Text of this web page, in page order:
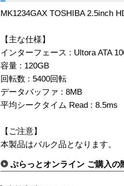
MK1234GAX TOSHIBA 2.5inch
【主な仕様】
インターフェース : Ultora ATA
容量 : 120GB
回転数 : 5400回転
データバッファ : 8MB
平均シークタイム Read : 8.5ms
【ご注意】
本製品はバルク品となります。
ぷらっとオンライン ご購入の